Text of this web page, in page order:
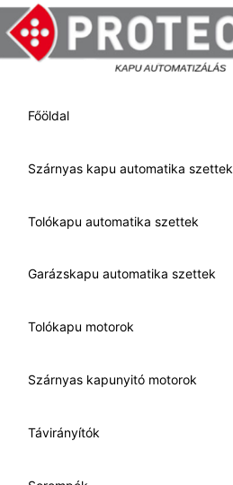
Skip
to
content
Főöldal
Szárnyas kapu automatika szettek
Tolókapu automatika szettek
Garázskapu automatika szettek
Tolókapu motorok
Szárnyas kapunyitó motorok
Távirányítók